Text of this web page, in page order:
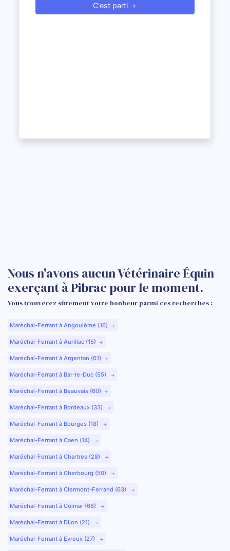
C'est parti
Nous n'avons aucun Vétérinaire Équin
exerçant à Pibrac pour le moment.
Vous trouverez sûrement votre bonheur parmi ces recherches :
Maréchal-Ferrant à Angoulême (16)
Maréchal-Ferrant à Aurillac (15)
Maréchal-Ferrant à Argentan (61)
Maréchal-Ferrant à Bar-le-Duc (55)
Maréchal-Ferrant à Beauvais (60)
Maréchal-Ferrant à Bordeaux (33)
Maréchal-Ferrant à Bourges (18)
Maréchal-Ferrant à Caen (14)
Maréchal-Ferrant à Chartres (28)
Maréchal-Ferrant à Cherbourg (50)
Maréchal-Ferrant à Clermont-Ferrand (63)
Maréchal-Ferrant à Colmar (68)
Maréchal-Ferrant à Dijon (21)
Maréchal-Ferrant à Evreux (27)